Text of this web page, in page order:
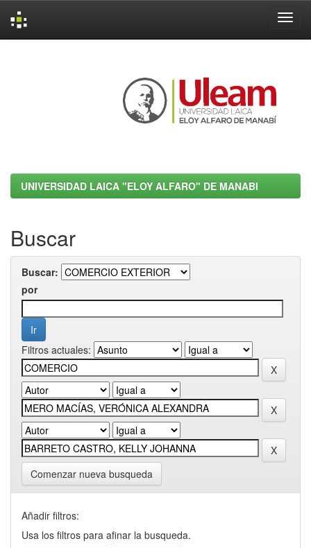
UNIVERSIDAD LAICA "ELOY ALFARO" DE MANABI
Buscar
Buscar:
por
Filtros actuales:
Comenzar nueva busqueda
Añadir filtros:
Usa los filtros para afinar la busqueda.